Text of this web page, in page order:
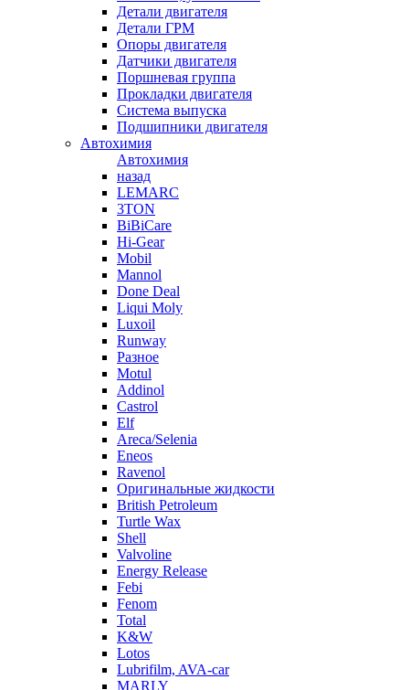
Детали двигателя
Детали ГРМ
Опоры двигателя
Датчики двигателя
Поршневая группа
Прокладки двигателя
Система выпуска
Подшипники двигателя
Автохимия
Автохимия
назад
LEMARC
3TON
BiBiCare
Hi-Gear
Mobil
Mannol
Done Deal
Liqui Moly
Luxoil
Runway
Разное
Motul
Addinol
Castrol
Elf
Areca/Selenia
Eneos
Ravenol
Оригинальные жидкости
British Petroleum
Turtle Wax
Shell
Valvoline
Energy Release
Febi
Fenom
Total
K&W
Lotos
Lubrifilm, AVA-car
MARLY